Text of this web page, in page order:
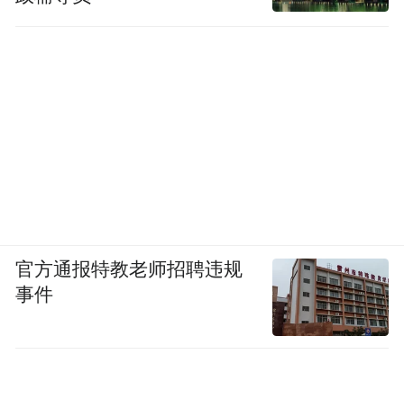
官方通报特教老师招聘违规
事件